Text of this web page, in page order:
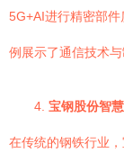
5G+AI进行精密部
例展示了通信技术
4. 宝钢股份智
在传统的钢铁行业